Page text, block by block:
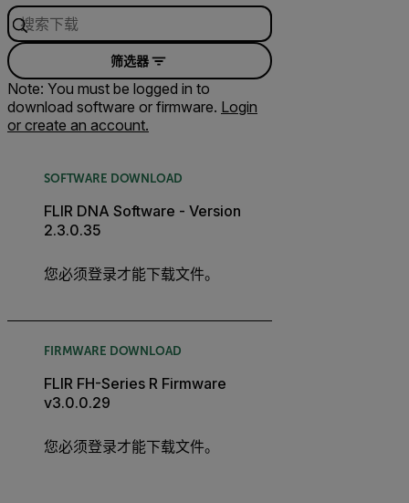
筛选器
Note: You must be logged in to
download software or firmware. Login
or create an account.
SOFTWARE DOWNLOAD
FLIR DNA Software - Version
2.3.0.35
您必须登录才能下载文件。
FIRMWARE DOWNLOAD
FLIR FH-Series R Firmware
v3.0.0.29
您必须登录才能下载文件。